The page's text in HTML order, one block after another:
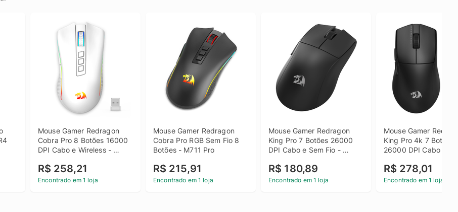
Mouse Gamer Redragon
Cobra Pro 8 Botões 16000
DPI Cabo e Wireless -
R$ 258,21
Encontrado em 1 loja
Mouse Gamer Redragon
Cobra Pro RGB Sem Fio 8
Botões - M711 Pro
R$ 215,91
Encontrado em 1 loja
Mouse Gamer Redragon
King Pro 7 Botões 26000
DPI Cabo e Sem Fio -
R$ 180,89
Encontrado em 1 loja
Mouse Gamer
King Pro 4k 7 Botões
26000 DPI Cabo e
R$ 278,01
Encontrado em 1 loja